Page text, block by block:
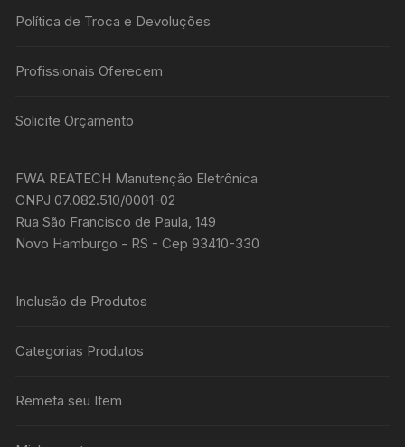
Política de Troca e Devoluções
Profissionais Oferecem
Solicite Orçamento
FWA REATECH Manutenção Eletrônica
CNPJ 07.082.510/0001-02
Rua São Francisco de Paula, 149
Novo Hamburgo - RS - Cep 93410-330
Inclusão de Produtos
Categorias Produtos
Remeta seu Item